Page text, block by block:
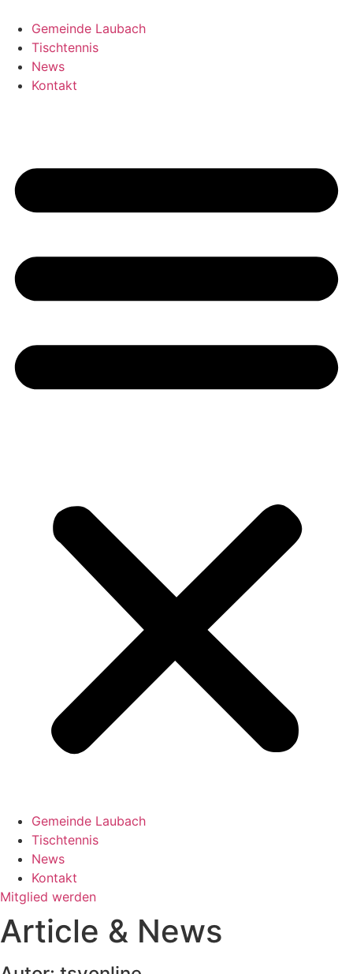
Inhalt
springen
Gemeinde Laubach
Tischtennis
News
Kontakt
Gemeinde Laubach
Tischtennis
News
Kontakt
Mitglied werden
Article & News